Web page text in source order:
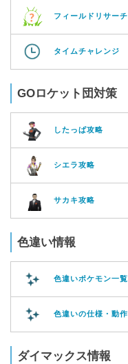
フィールドリサーチ
タイムチャレンジ
GOロケット団対策
したっぱ攻略
シエラ攻略
サカキ攻略
色違い情報
色違いポケモン一覧
色違いの仕様・動作
ダイマックス情報